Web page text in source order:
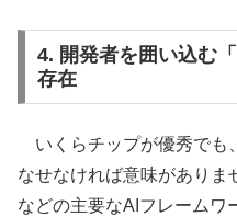
4. 開発者を囲い込む
存在
いくらチップが優秀でも
なせなければ意味がありま
などの主要なAIフレームワ